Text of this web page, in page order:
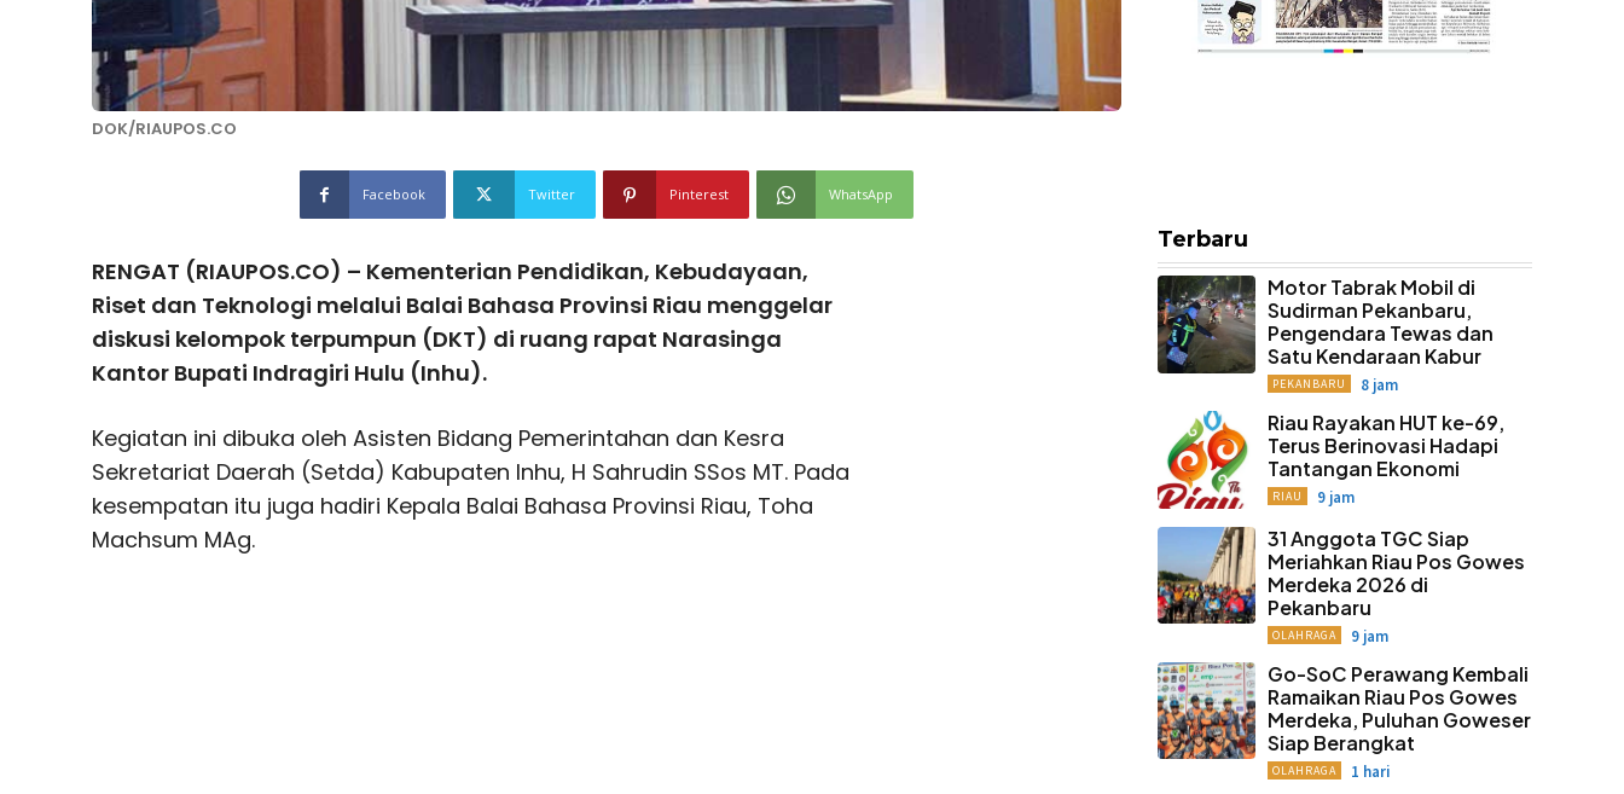
DOK/RIAUPOS.CO
Facebook Twitter Pinterest WhatsApp
RENGAT (RIAUPOS.CO) – Kementerian Pendidikan, Kebudayaan,
Riset dan Teknologi melalui Balai Bahasa Provinsi Riau menggelar
diskusi kelompok terpumpun (DKT) di ruang rapat Narasinga
Kantor Bupati Indragiri Hulu (Inhu).
Kegiatan ini dibuka oleh Asisten Bidang Pemerintahan dan Kesra
Sekretariat Daerah (Setda) Kabupaten Inhu, H Sahrudin SSos MT. Pada
kesempatan itu juga hadiri Kepala Balai Bahasa Provinsi Riau, Toha
Machsum MAg.
Terbaru
Motor Tabrak Mobil di
Sudirman Pekanbaru,
Pengendara Tewas dan
Satu Kendaraan Kabur
PEKANBARU 8 jam
Riau Rayakan HUT ke-69,
Terus Berinovasi Hadapi
Tantangan Ekonomi
RIAU 9 jam
31 Anggota TGC Siap
Meriahkan Riau Pos Gowes
Merdeka 2026 di
Pekanbaru
OLAHRAGA 9 jam
Go-SoC Perawang Kembali
Ramaikan Riau Pos Gowes
Merdeka, Puluhan Goweser
Siap Berangkat
OLAHRAGA 1 hari